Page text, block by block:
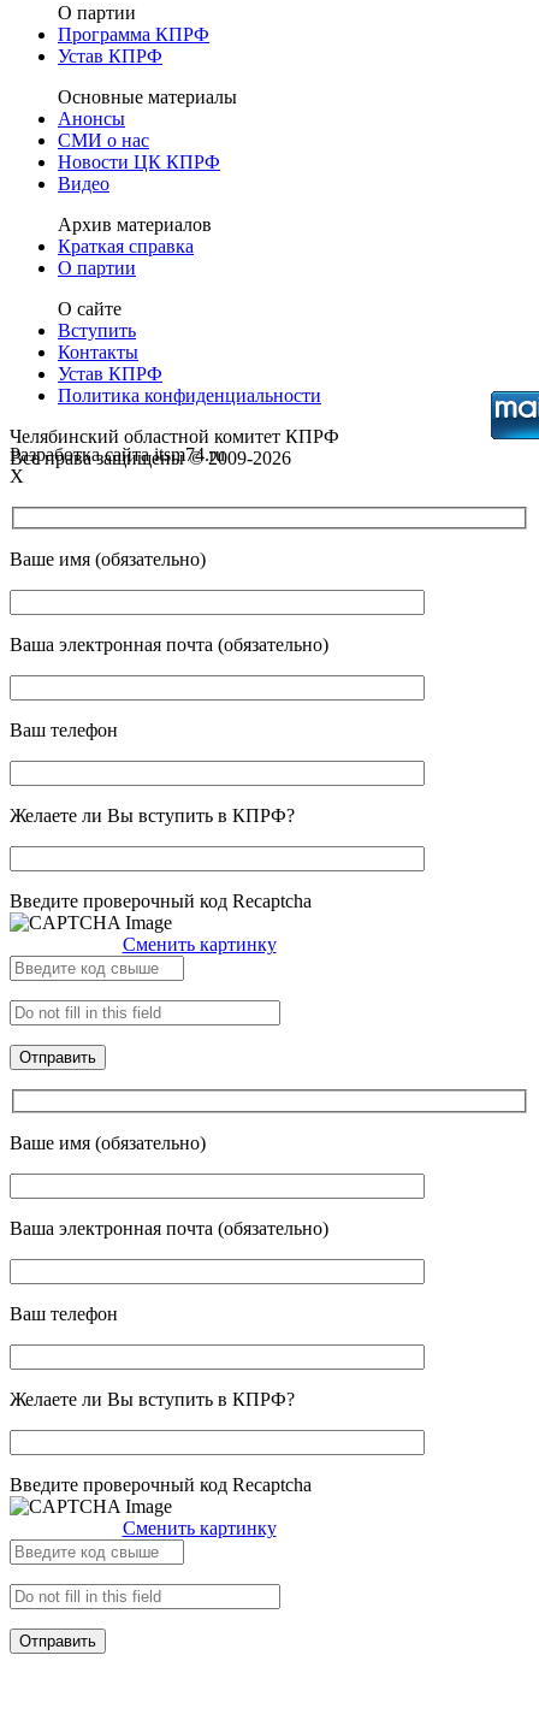
О партии
Программа КПРФ
Устав КПРФ
Основные материалы
Анонсы
СМИ о нас
Новости ЦК КПРФ
Видео
Архив материалов
Краткая справка
О партии
О сайте
Вступить
Контакты
Устав КПРФ
Политика конфиденциальности
Челябинский областной комитет КПРФ
Все права защищены © 2009-2026
Разработка сайта itsm74.ru
X
Ваше имя (обязательно)
Ваша электронная почта (обязательно)
Ваш телефон
Желаете ли Вы вступить в КПРФ?
Введите проверочный код Recaptcha
Сменить картинку
Ваше имя (обязательно)
Ваша электронная почта (обязательно)
Ваш телефон
Желаете ли Вы вступить в КПРФ?
Введите проверочный код Recaptcha
Сменить картинку